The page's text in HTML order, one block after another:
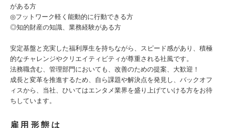
がある方
◎フットワーク軽く能動的に行動できる方
◎知的財産の知識、業務経験がある方
安定基盤と充実した福利厚生を持ちながら、スピード感があり、積極
的なチャレンジやクリエイティビティが尊重される社風です。
法務職含む、管理部門においても、改善のための提案、大歓迎！
成長と変革を推進するため、自ら課題や解決点を発見し、バックオフ
ィスから、当社、ひいてはエンタメ業界を盛り上げていける方をお待
ちしています。
雇用形態は